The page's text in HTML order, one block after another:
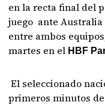
en la recta final del
juego ante Australia
entre ambos
martes en el HBF
El seleccionado
primeros minutos